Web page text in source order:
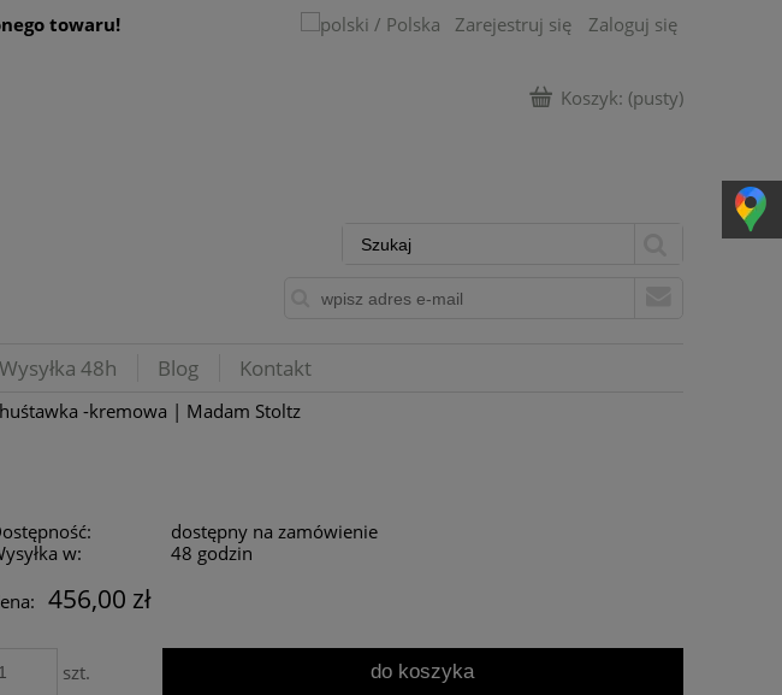
towaru! Zarejestruj się Zaloguj się
Koszyk: (pusty)
Wysyłka 48h Blog Kontakt
-kremowa | Madam Stoltz
dostępny na zamówienie
w:
48 godzin
456,00 zł
szt. do koszyka